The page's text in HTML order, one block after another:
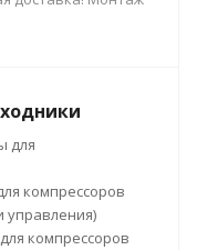
для
компрессоров
управления)
компрессоров